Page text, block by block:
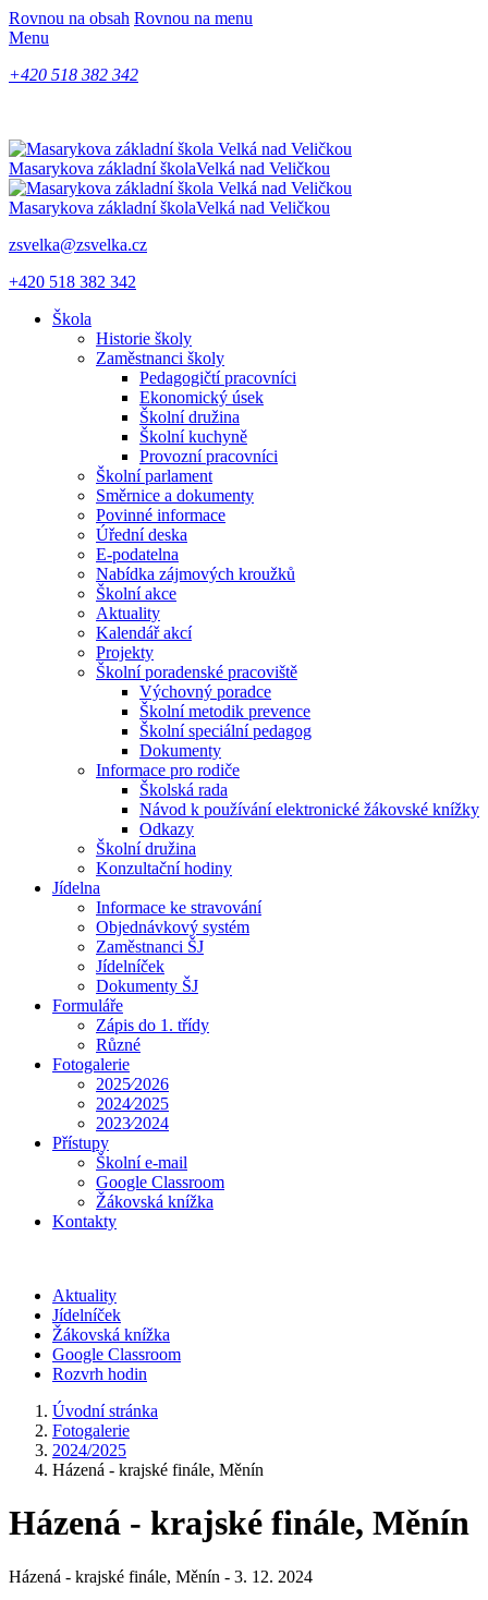
Rovnou na obsah Rovnou na menu
Menu
+420 518 382 342
Masarykova základní školaVelká nad Veličkou
Masarykova základní školaVelká nad Veličkou
zsvelka@zsvelka.cz
+420 518 382 342
Škola
Historie školy
Zaměstnanci školy
Pedagogičtí pracovníci
Ekonomický úsek
Školní družina
Školní kuchyně
Provozní pracovníci
Školní parlament
Směrnice a dokumenty
Povinné informace
Úřední deska
E-podatelna
Nabídka zájmových kroužků
Školní akce
Aktuality
Kalendář akcí
Projekty
Školní poradenské pracoviště
Výchovný poradce
Školní metodik prevence
Školní speciální pedagog
Dokumenty
Informace pro rodiče
Školská rada
Návod k používání elektronické žákovské knížky
Odkazy
Školní družina
Konzultační hodiny
Jídelna
Informace ke stravování
Objednávkový systém
Zaměstnanci ŠJ
Jídelníček
Dokumenty ŠJ
Formuláře
Zápis do 1. třídy
Různé
Fotogalerie
2025⁄2026
2024⁄2025
2023⁄2024
Přístupy
Školní e-mail
Google Classroom
Žákovská knížka
Kontakty
Aktuality
Jídelníček
Žákovská knížka
Google Classroom
Rozvrh hodin
Úvodní stránka
Fotogalerie
2024/2025
Házená - krajské finále, Měnín
Házená - krajské finále, Měnín
Házená - krajské finále, Měnín - 3. 12. 2024